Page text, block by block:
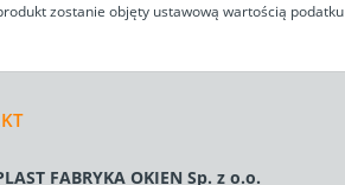
zostanie objęty ustawową wartością podatku
FABRYKA OKIEN Sp. z o.o.